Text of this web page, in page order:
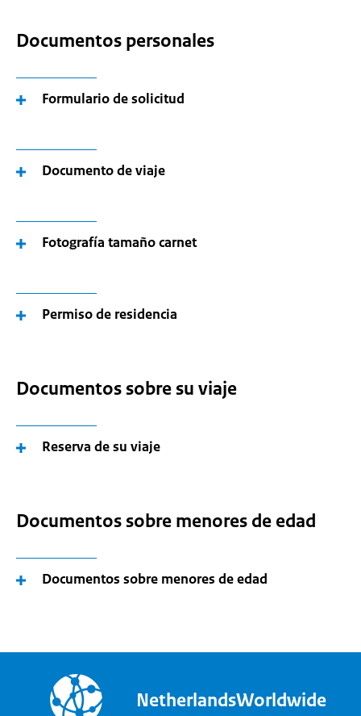
Documentos personales
Formulario de solicitud
Documento de viaje
Fotografía tamaño carnet
Permiso de residencia
Documentos sobre su viaje
Reserva de su viaje
Documentos sobre menores de edad
Documentos sobre menores de edad
NetherlandsWorldwide